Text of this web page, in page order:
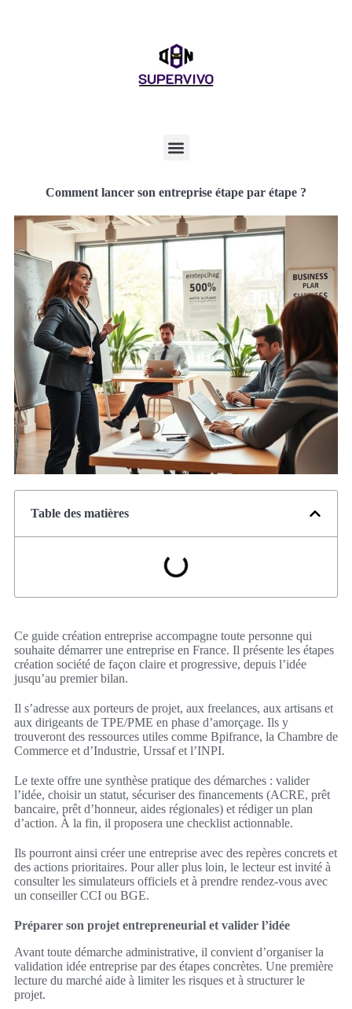
Comment lancer son entreprise étape par étape ?
Table des matières
Ce guide création entreprise accompagne toute personne qui
souhaite démarrer une entreprise en France. Il présente les étapes
création société de façon claire et progressive, depuis l’idée
jusqu’au premier bilan.
Il s’adresse aux porteurs de projet, aux freelances, aux artisans et
aux dirigeants de TPE/PME en phase d’amorçage. Ils y
trouveront des ressources utiles comme Bpifrance, la Chambre de
Commerce et d’Industrie, Urssaf et l’INPI.
Le texte offre une synthèse pratique des démarches : valider
l’idée, choisir un statut, sécuriser des financements (ACRE, prêt
bancaire, prêt d’honneur, aides régionales) et rédiger un plan
d’action. À la fin, il proposera une checklist actionnable.
Ils pourront ainsi créer une entreprise avec des repères concrets et
des actions prioritaires. Pour aller plus loin, le lecteur est invité à
consulter les simulateurs officiels et à prendre rendez-vous avec
un conseiller CCI ou BGE.
Préparer son projet entrepreneurial et valider l’idée
Avant toute démarche administrative, il convient d’organiser la
validation idée entreprise par des étapes concrètes. Une première
lecture du marché aide à limiter les risques et à structurer le
projet.